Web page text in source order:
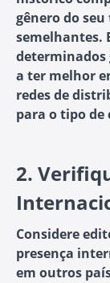
gênero do
semelhantes.
determinados
a ter melhor
redes de
para o tipo de
2.
Considere
presença
em outros